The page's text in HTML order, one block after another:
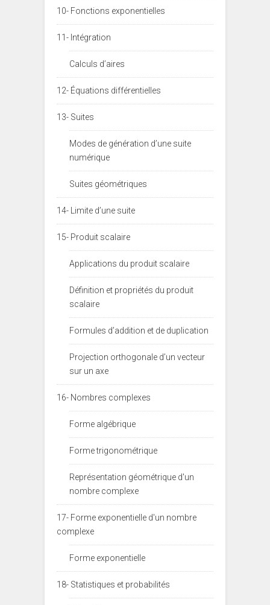
10- Fonctions exponentielles
11- Intégration
Calculs d’aires
12- Équations différentielles
13- Suites
Modes de génération d’une suite
numérique
Suites géométriques
14- Limite d’une suite
15- Produit scalaire
Applications du produit scalaire
Définition et propriétés du produit
scalaire
Formules d’addition et de duplication
Projection orthogonale d’un vecteur
sur un axe
16- Nombres complexes
Forme algébrique
Forme trigonométrique
Représentation géométrique d'un
nombre complexe
17- Forme exponentielle d'un nombre
complexe
Forme exponentielle
18- Statistiques et probabilités